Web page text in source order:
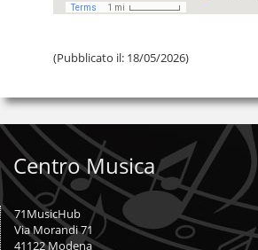
(Pubblicato il: 18/05/2026)
Centro Musica
71MusicHub
Via Morandi 71
41122 Modena